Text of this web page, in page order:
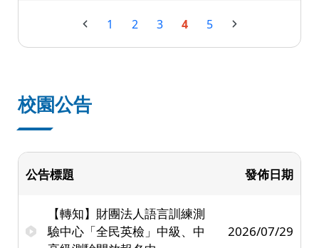
1 2 3 4 5
校園公告
公告標題 發佈日期
【轉知】財團法人語言訓練測
驗中心「全民英檢」中級、中
2026/07/29